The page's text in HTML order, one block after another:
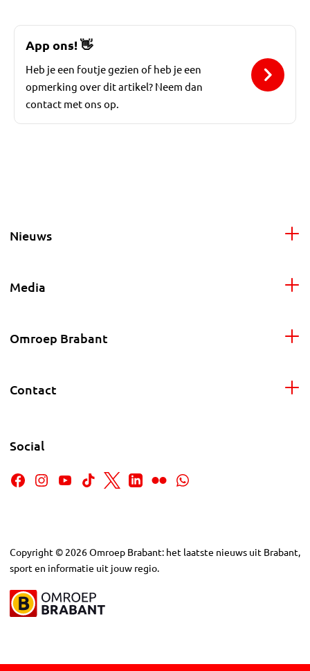
App ons!👋
Heb je een foutje gezien of heb je een
opmerking over dit artikel? Neem dan
contact met ons op.
Nieuws
Media
Omroep Brabant
Contact
Social
Copyright © 2026Omroep Brabant: het laatste nieuws uit Brabant,
sport en informatie uit jouw regio.